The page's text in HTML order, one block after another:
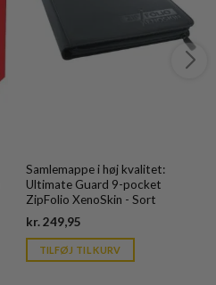
Samlemappe i høj kvalitet:
Ultimate Guard 9-pocket
ZipFolio XenoSkin - Sort
kr.249,95Current
is:
kr. 39,95.
TILFØJ TIL KURV